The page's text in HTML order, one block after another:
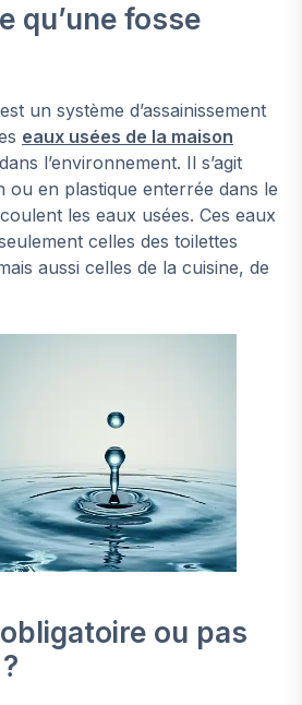
qu’une fosse
un système d’assainissement
eaux usées de la maison
l’environnement. Il s’agit
ou en plastique enterrée dans le
les eaux usées. Ces eaux
celles des toilettes
aussi celles de la cuisine, de
ou pas